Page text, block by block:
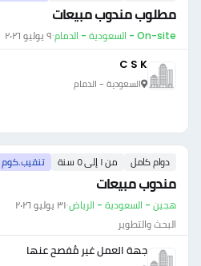
مطلوب مندوب مبيعات
On-site - السعودية - الدمام ·٩ يوليو ٢٠٢٦
C S K
السعودية - الدمام
دوام كامل من ١ إلى ٥ سنة تنقيب.كوم
مندوب مبيعات
هجين - السعودية - الرياض·٣١ يوليو ٢٠٢٦
البحث والتطوير
جهة العمل غير مُفصح عنها